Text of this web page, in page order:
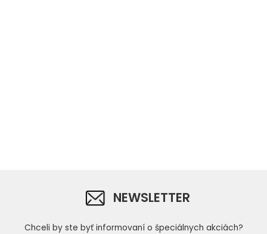
NEWSLETTER
Chceli by ste byť informovaní o špeciálnych akciách?